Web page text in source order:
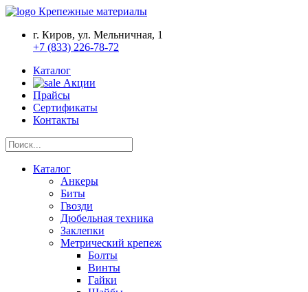
Крепежные материалы
г. Киров, ул. Мельничная, 1
+7 (833) 226-78-72
Каталог
Акции
Прайсы
Сертификаты
Контакты
Каталог
Анкеры
Биты
Гвозди
Дюбельная техника
Заклепки
Метрический крепеж
Болты
Винты
Гайки